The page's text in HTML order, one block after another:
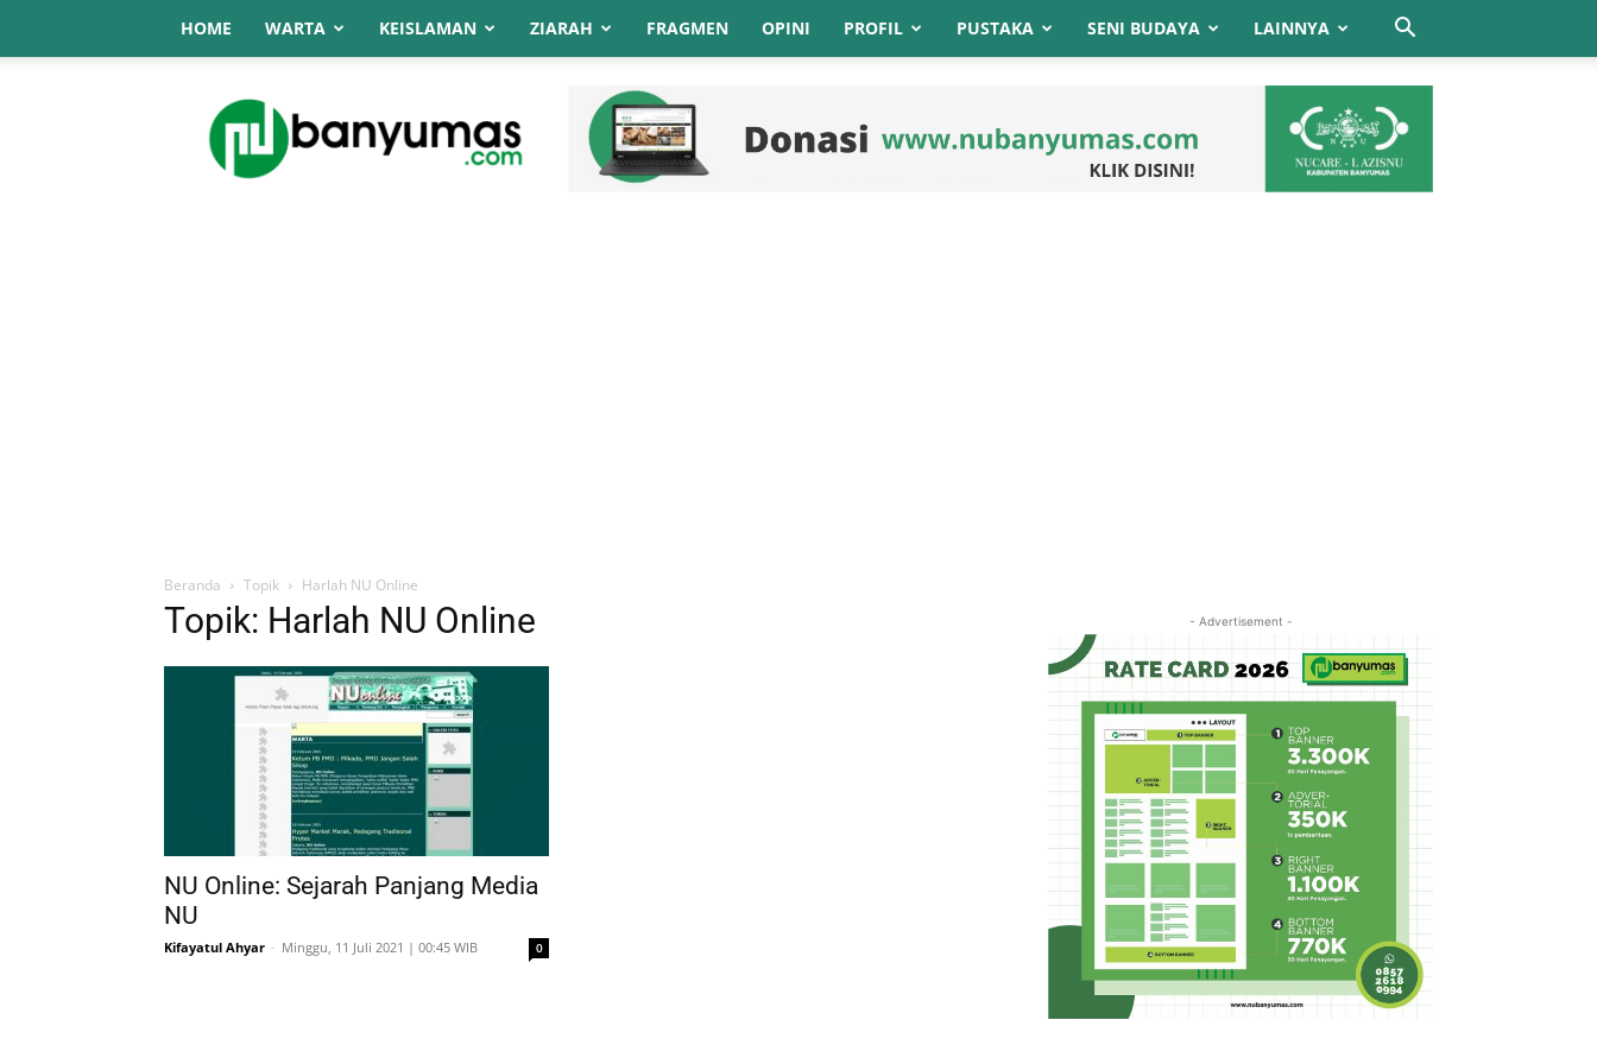
HOME WARTA KEISLAMAN ZIARAH FRAGMEN OPINI PROFIL PUSTAKA SENI BUDAYA LAINNYA
NU
Online
Banyumas
Beranda Topik Harlah NU Online
Topik: Harlah NU Online
NU Online: Sejarah Panjang Media
NU
Kifayatul Ahyar - Minggu, 11 Juli 2021 | 00:45 WIB 0
- Advertisement -